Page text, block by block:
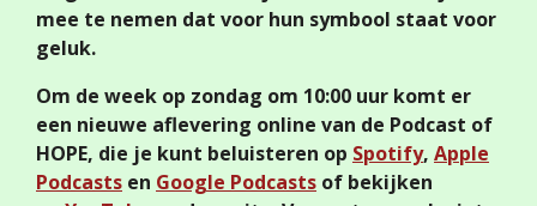
mee te nemen dat voor hun symbool staat voor
geluk.
Om de week op zondag om 10:00 uur komt er
een nieuwe aflevering online van de Podcast of
HOPE, die je kunt beluisteren op Spotify, Apple
Podcasts en Google Podcasts of bekijken